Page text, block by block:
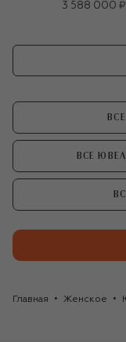
3 588 000 ₽
ВСЕ
Главная Женское